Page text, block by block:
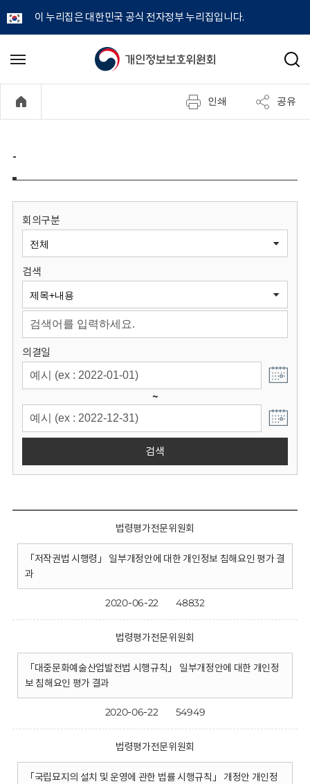
이 누리집은 대한민국 공식 전자정부 누리집입니다.
개
정
보
원
회
메
기
검
인쇄 공유
-
회의구분
검색
의결일
~
검색
법령평가전문위원회
「저작권법 시행령」 일부개정안에 대한 개인정보 침해요인 평가 결
과
2020-06-22 48832
법령평가전문위원회
「대중문화예술산업발전법 시행규칙」 일부개정안에 대한 개인정
보 침해요인 평가 결과
2020-06-22 54949
법령평가전문위원회
「국립묘지의 설치 및 운영에 관한 법률 시행규칙」 개정안 개인정